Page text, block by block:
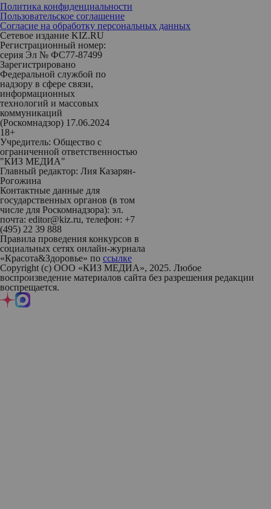
Политика конфиденциальности
Пользовательское соглашение
Согласие на обработку персональных данных
Сетевое издание KIZ.RU
Регистрационный номер:
серия Эл № ФС77-87499
Зарегистрировано
Федеральной службой по
надзору в сфере связи,
информационных
технологий и массовых
коммуникаций
(Роскомнадзор) 17.06.2024
18+
Учредитель: Общество с
ограниченной ответственностью
"КИЗ МЕДИА"
Главный редактор: Лия Казарян-
Рогожина
Контактные данные для
государственных органов (в том
числе для Роскомнадзора): эл.
почта: editor@kiz.ru, телефон: +7
(495) 22 39 888
Правила проведения конкурсов в
социальных сетях онлайн-журнала
«Красота&Здоровье» по ссылке
Copyright (с) ООО «КИЗ МЕДИА», 2025. Любое
воспроизведение материалов сайта без разрешения редакции
воспрещается.